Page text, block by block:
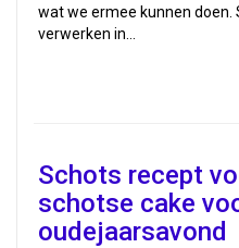
wat we ermee kunnen doen.
verwerken in…
Schots recept
schotse cake
oudejaarsavond